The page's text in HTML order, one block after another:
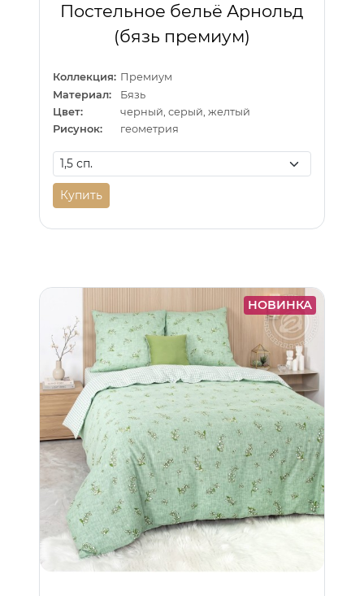
Постельное бельё Арнольд
(бязь премиум)
Коллекция: Премиум
Материал:
Бязь
Цвет:
черный, серый, желтый
Рисунок:
геометрия
Купить
НОВИНКА